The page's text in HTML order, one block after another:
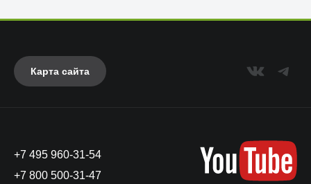
Карта сайта
+7 495 960-31-54
+7 800 500-31-47